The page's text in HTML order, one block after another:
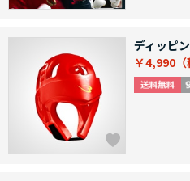
ディッピ
￥4,990